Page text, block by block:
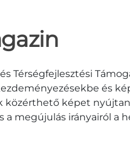
Térségfejlesztési
és
közérthető képet
a megújulás irányairól a